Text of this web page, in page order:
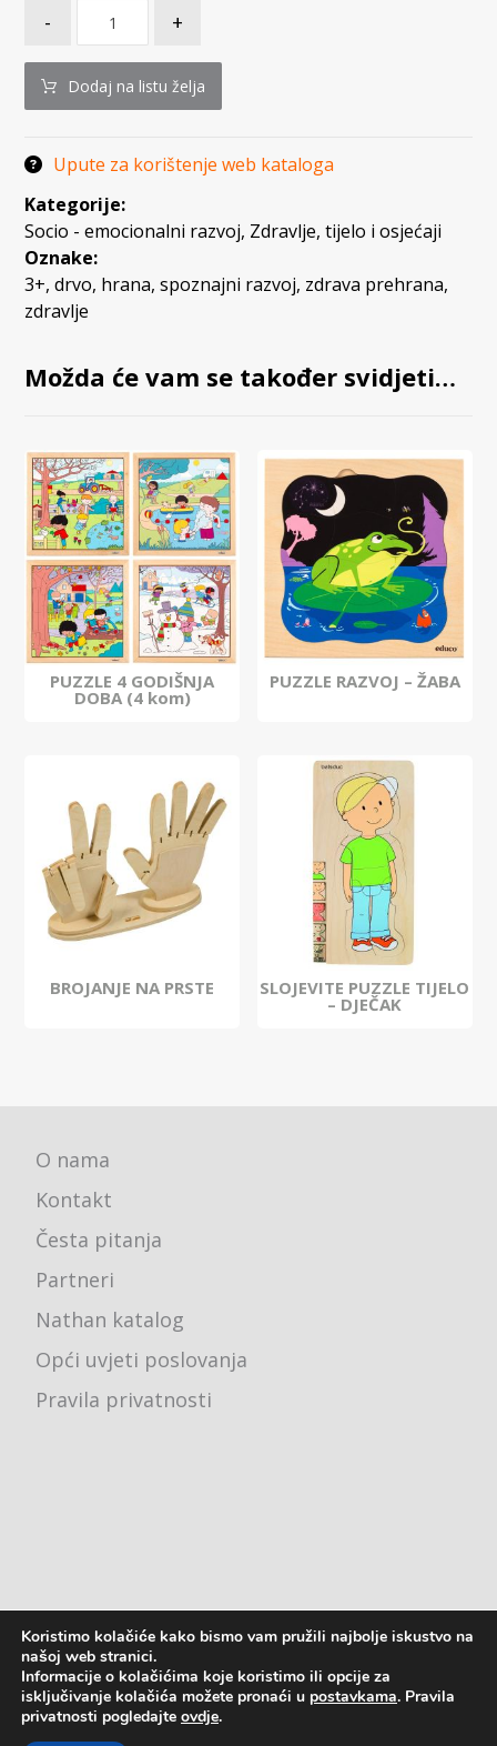
- +
Dodaj na listu želja
Upute za korištenje web kataloga
Kategorije:
Socio - emocionalni razvoj, Zdravlje, tijelo i osjećaji
Oznake:
3+,drvo, hrana,spoznajni razvoj, zdrava prehrana,
zdravlje
Možda će vam se također svidjeti…
PUZZLE 4 GODIŠNJA
DOBA (4 kom)
PUZZLE RAZVOJ – ŽABA
BROJANJE NA PRSTE SLOJEVITE PUZZLE TIJELO
– DJEČAK
O nama
Kontakt
Česta pitanja
Partneri
Nathan katalog
Opći uvjeti poslovanja
Pravila privatnosti
Ured - Karlovačka cesta 4j, 10000 Zagreb
pon - pet: 8:00 - 16:00
Koristimo kolačiće kako bismo vam pružili najbolje iskustvo na
našoj web stranici.
Informacije o kolačićima koje koristimo ili opcije za
isključivanje kolačića možete pronaći u postavkama. Pravila
privatnosti pogledajte ovdje.